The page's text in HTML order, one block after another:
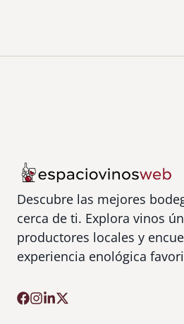
Descubre las mejores
cerca de ti. Explora vinos
productores locales y
experiencia enológica